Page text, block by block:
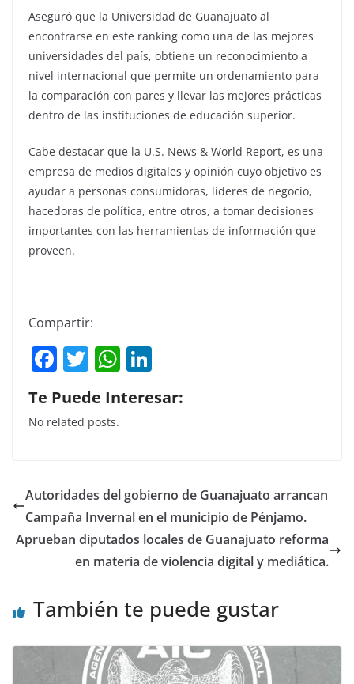
Aseguró que la Universidad de Guanajuato al
encontrarse en este ranking como una de las mejores
universidades del país, obtiene un reconocimiento a
nivel internacional que permite un ordenamiento para
la comparación con pares y llevar las mejores prácticas
dentro de las instituciones de educación superior.
Cabe destacar que la U.S. News & World Report, es una
empresa de medios digitales y opinión cuyo objetivo es
ayudar a personas consumidoras, líderes de negocio,
hacedoras de política, entre otros, a tomar decisiones
importantes con las herramientas de información que
proveen.
Compartir:
F
a
c
e
o
o
k
T
w
itt
er
W
h
at
p
p
k
n
Te Puede Interesar:
No related posts.
Autoridades del gobierno de Guanajuato arrancan
Campaña Invernal en el municipio de Pénjamo.
Aprueban diputados locales de Guanajuato reforma
en materia de violencia digital y mediática.
También te puede gustar